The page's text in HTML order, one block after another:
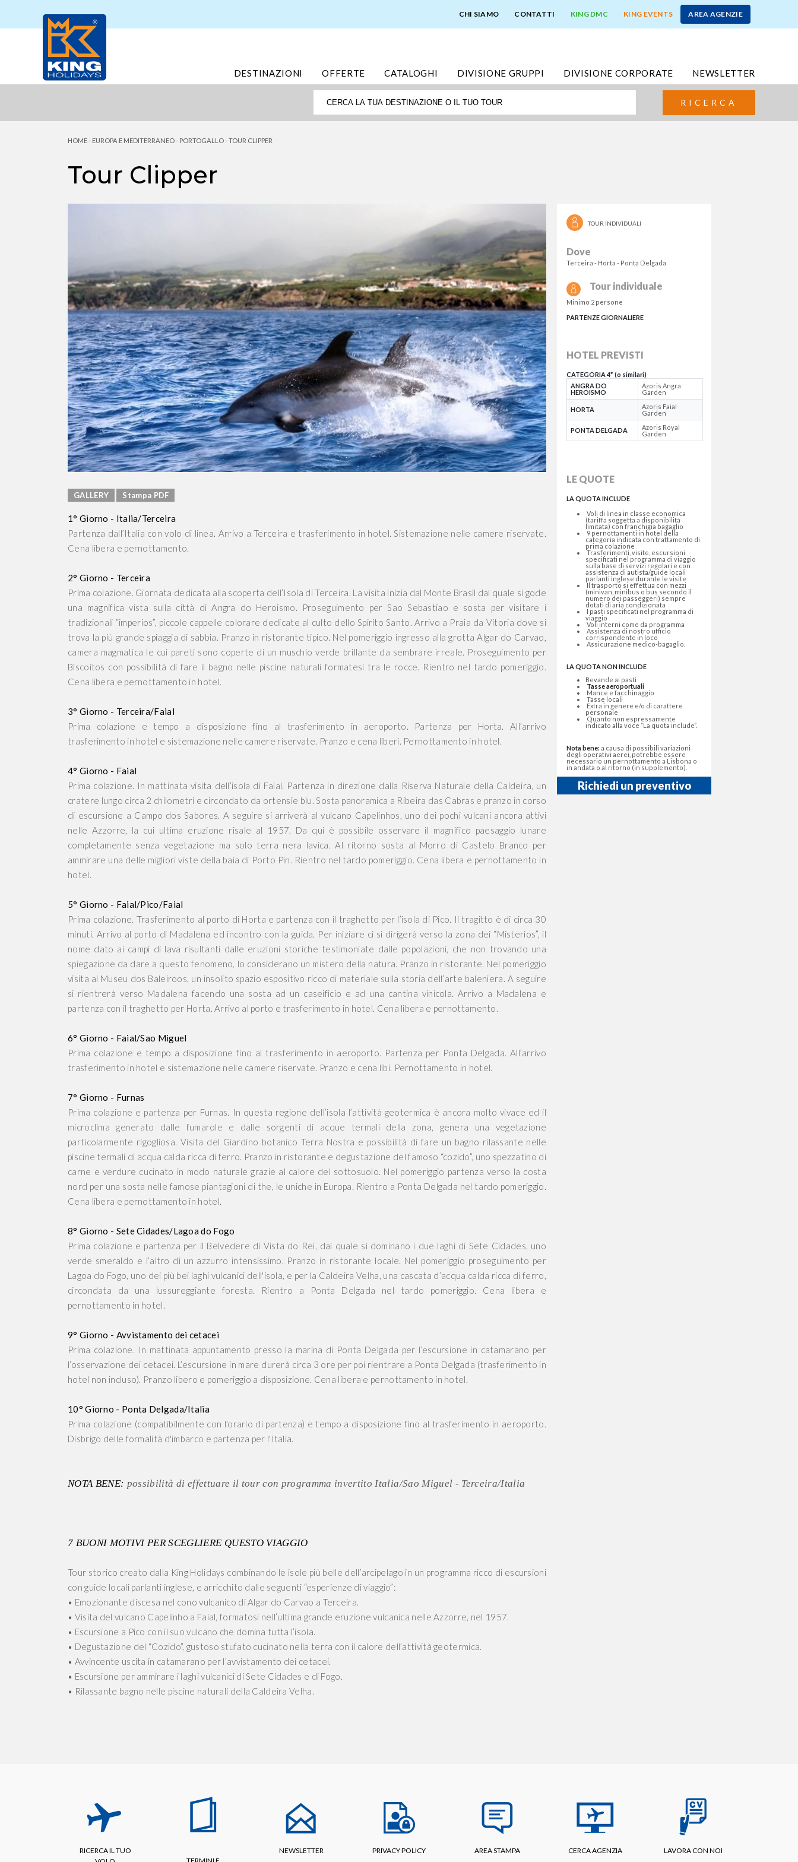
CHI SIAMO CONTATTI KING DMC KING EVENTS AREA AGENZIE
DESTINAZIONI OFFERTE CATALOGHI DIVISIONE GRUPPI DIVISIONE CORPORATE NEWSLETTER
RICERCA
HOME- EUROPA E MEDITERRANEO- PORTOGALLO-TOUR CLIPPER
Tour Clipper
GALLERY Stampa PDF
1° Giorno - Italia/Terceira
Partenza dall’Italia con volo di linea. Arrivo a Terceira e trasferimento in hotel. Sistemazione nelle camere riservate.
Cena libera e pernottamento.
2° Giorno - Terceira
Prima colazione. Giornata dedicata alla scoperta dell’Isola di Terceira. La visita inizia dal Monte Brasil dal quale si gode
una magnifica vista sulla città di Angra do Heroismo. Proseguimento per Sao Sebastiao e sosta per visitare i
tradizionali “imperios”, piccole cappelle colorare dedicate al culto dello Spirito Santo. Arrivo a Praia da Vitoria dove si
trova la più grande spiaggia di sabbia. Pranzo in ristorante tipico. Nel pomeriggio ingresso alla grotta Algar do Carvao,
camera magmatica le cui pareti sono coperte di un muschio verde brillante da sembrare irreale. Proseguimento per
Biscoitos con possibilità di fare il bagno nelle piscine naturali formatesi tra le rocce. Rientro nel tardo pomeriggio.
Cena libera e pernottamento in hotel.
3° Giorno - Terceira/Faial
Prima colazione e tempo a disposizione fino al trasferimento in aeroporto. Partenza per Horta. All’arrivo
trasferimento in hotel e sistemazione nelle camere riservate. Pranzo e cena liberi. Pernottamento in hotel.
4° Giorno - Faial
Prima colazione. In mattinata visita dell’isola di Faial. Partenza in direzione dalla Riserva Naturale della Caldeira, un
cratere lungo circa 2 chilometri e circondato da ortensie blu. Sosta panoramica a Ribeira das Cabras e pranzo in corso
di escursione a Campo dos Sabores. A seguire si arriverà al vulcano Capelinhos, uno dei pochi vulcani ancora attivi
nelle Azzorre, la cui ultima eruzione risale al 1957. Da qui è possibile osservare il magnifico paesaggio lunare
completamente senza vegetazione ma solo terra nera lavica. Al ritorno sosta al Morro di Castelo Branco per
ammirare una delle migliori viste della baia di Porto Pin. Rientro nel tardo pomeriggio. Cena libera e pernottamento in
hotel.
5° Giorno - Faial/Pico/Faial
Prima colazione. Trasferimento al porto di Horta e partenza con il traghetto per l’isola di Pico. Il tragitto è di circa 30
minuti. Arrivo al porto di Madalena ed incontro con la guida. Per iniziare ci si dirigerà verso la zona dei “Misterios”, il
nome dato ai campi di lava risultanti dalle eruzioni storiche testimoniate dalle popolazioni, che non trovando una
spiegazione da dare a questo fenomeno, lo considerano un mistero della natura. Pranzo in ristorante. Nel pomeriggio
visita al Museu dos Baleiroos, un insolito spazio espositivo ricco di materiale sulla storia dell’arte baleniera. A seguire
si rientrerà verso Madalena facendo una sosta ad un caseificio e ad una cantina vinicola. Arrivo a Madalena e
partenza con il traghetto per Horta. Arrivo al porto e trasferimento in hotel. Cena libera e pernottamento.
6° Giorno - Faial/Sao Miguel
Prima colazione e tempo a disposizione fino al trasferimento in aeroporto. Partenza per Ponta Delgada. All’arrivo
trasferimento in hotel e sistemazione nelle camere riservate. Pranzo e cena libi. Pernottamento in hotel.
7° Giorno - Furnas
Prima colazione e partenza per Furnas. In questa regione dell’isola l’attività geotermica è ancora molto vivace ed il
microclima generato dalle fumarole e dalle sorgenti di acque termali della zona, genera una vegetazione
particolarmente rigogliosa. Visita del Giardino botanico Terra Nostra e possibilità di fare un bagno rilassante nelle
piscine termali di acqua calda ricca di ferro. Pranzo in ristorante e degustazione del famoso “cozido”, uno spezzatino di
carne e verdure cucinato in modo naturale grazie al calore del sottosuolo. Nel pomeriggio partenza verso la costa
nord per una sosta nelle famose piantagioni di the, le uniche in Europa. Rientro a Ponta Delgada nel tardo pomeriggio.
Cena libera e pernottamento in hotel.
8° Giorno - Sete Cidades/Lagoa do Fogo
Prima colazione e partenza per il Belvedere di Vista do Rei, dal quale si dominano i due laghi di Sete Cidades, uno
verde smeraldo e l’altro di un azzurro intensissimo. Pranzo in ristorante locale. Nel pomeriggio proseguimento per
Lagoa do Fogo, uno dei più bei laghi vulcanici dell'isola, e per la Caldeira Velha, una cascata d’acqua calda ricca di ferro,
circondata da una lussureggiante foresta. Rientro a Ponta Delgada nel tardo pomeriggio. Cena libera e
pernottamento in hotel.
9° Giorno - Avvistamento dei cetacei
Prima colazione. In mattinata appuntamento presso la marina di Ponta Delgada per l’escursione in catamarano per
l’osservazione dei cetacei. L’escursione in mare durerà circa 3 ore per poi rientrare a Ponta Delgada (trasferimento in
hotel non incluso). Pranzo libero e pomeriggio a disposizione. Cena libera e pernottamento in hotel.
10° Giorno - Ponta Delgada/Italia
Prima colazione (compatibilmente con l'orario di partenza) e tempo a disposizione fino al trasferimento in aeroporto.
Disbrigo delle formalità d'imbarco e partenza per l'Italia.
NOTA BENE: possibilità di effettuare il tour con programma invertito Italia/Sao Miguel - Terceira/Italia
7 BUONI MOTIVI PER SCEGLIERE QUESTO VIAGGIO
Tour storico creato dalla King Holidays combinando le isole più belle dell’arcipelago in un programma ricco di escursioni
con guide locali parlanti inglese, e arricchito dalle seguenti “esperienze di viaggio”:
• Emozionante discesa nel cono vulcanico di Algar do Carvao a Terceira.
• Visita del vulcano Capelinho a Faial, formatosi nell’ultima grande eruzione vulcanica nelle Azzorre, nel 1957.
• Escursione a Pico con il suo vulcano che domina tutta l’isola.
• Degustazione del “Cozido”, gustoso stufato cucinato nella terra con il calore dell’attività geotermica.
• Avvincente uscita in catamarano per l’avvistamento dei cetacei.
• Escursione per ammirare i laghi vulcanici di Sete Cidades e di Fogo.
• Rilassante bagno nelle piscine naturali della Caldeira Velha.
Richiedi un preventivo
TOUR INDIVIDUALI
Dove
Terceira - Horta - Ponta Delgada
Tour individuale
Minimo 2 persone
PARTENZE GIORNALIERE
HOTEL PREVISTI
CATEGORIA 4* (o similari)
ANGRA DO
HEROISMO
Azoris Angra
Garden
HORTA
Azoris Faial
Garden
PONTA DELGADA
Azoris Royal
Garden
LE QUOTE
LA QUOTA INCLUDE
Voli di linea in classe economica
(tariffa soggetta a disponibilità
limitata) con franchigia bagaglio
9 pernottamenti in hotel della
categoria indicata con trattamento di
prima colazione
Trasferimenti, visite, escursioni
specificati nel programma di viaggio
sulla base di servizi regolari e con
assistenza di autista/guide locali
parlanti inglese durante le visite
Il trasporto si effettua con mezzi
(minivan, minibus o bus secondo il
numero dei passeggeri) sempre
dotati di aria condizionata
I pasti specificati nel programma di
viaggio
Voli interni come da programma
Assistenza di nostro ufficio
corrispondente in loco
Assicurazione medico-bagaglio.
LA QUOTA NON INCLUDE
Bevande ai pasti
Tasse aeroportuali
Mance e facchinaggio
Tasse locali
Extra in genere e/o di carattere
personale
Quanto non espressamente
indicato alla voce “La quota include”.
Nota bene:a causa di possibili variazioni
degli operativi aerei, potrebbe essere
necessario un pernottamento a Lisbona o
in andata o al ritorno (in supplemento).
RICERCA IL TUO
NEWSLETTER PRIVACY POLICY AREA STAMPA CERCA AGENZIA LAVORA CON NOI